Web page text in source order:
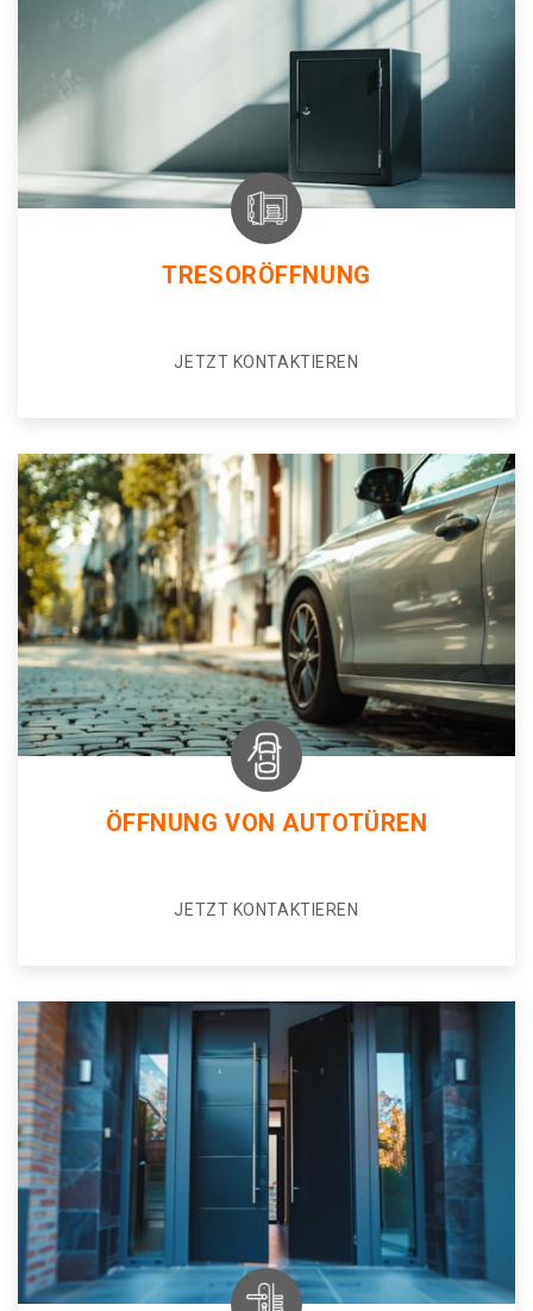
TRESORÖFFNUNG
JETZT KONTAKTIEREN
ÖFFNUNG VON AUTOTÜREN
JETZT KONTAKTIEREN